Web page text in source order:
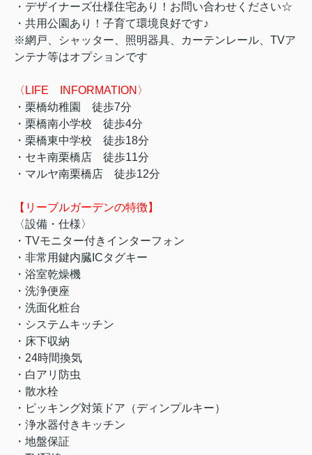
・デザイナーズ仕様住宅あり！お問い合わせください☆
・共用公園あり！子育て環境良好です♪
※網戸、シャッター、照明器具、カーテンレール、TVア
ンテナ等はオプションです
〈LIFE INFORMATION〉
・栗橋幼稚園 徒歩7分
・栗橋南小学校 徒歩4分
・栗橋東中学校 徒歩18分
・セキ南栗橋店 徒歩11分
・マルヤ南栗橋店 徒歩12分
【リーブルガーデンの特徴】
〈設備・仕様〉
・TVモニター付きインターフォン
・非常用鍵内臓ICタグキー
・浴室乾燥機
・洗浄便座
・洗面化粧台
・システムキッチン
・床下収納
・24時間換気
・白アリ防虫
・散水栓
・ピッキング対策ドア（ディンプルキー）
・浄水器付きキッチン
・地盤保証